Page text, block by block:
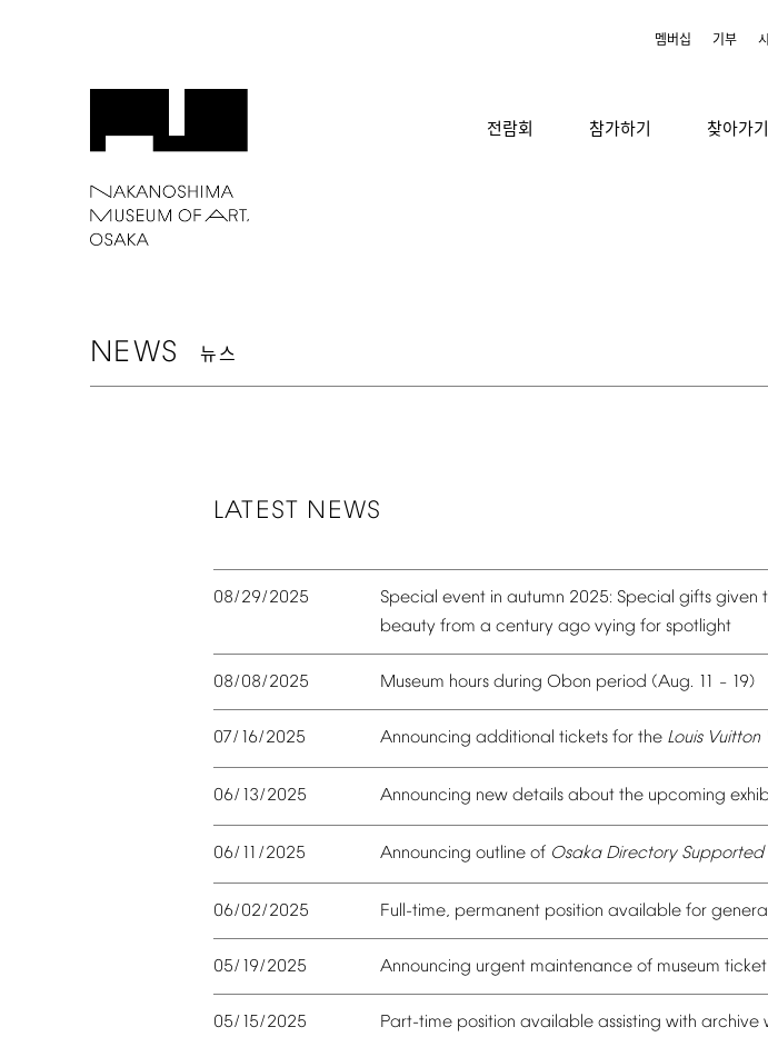
멤버십 기부
전람회 참가하기 찾아가기
NEWS 뉴스
LATEST NEWS
08/29/2025 Special event in autumn 2025: Special gifts given
beauty from a century ago vying for spotlight
08/08/2025 Museum hours during Obon period (Aug. 11 – 19)
07/16/2025 Announcing additional tickets for the Louis Vuitton
06/13/2025 Announcing new details about the upcoming
06/11/2025 Announcing outline of Osaka Directory Supported
06/02/2025 Full-time, permanent position available for
05/19/2025 Announcing urgent maintenance of museum ticket
05/15/2025 Part-time position available assisting with archive